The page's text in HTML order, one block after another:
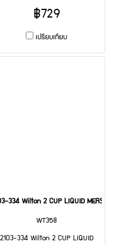
฿729
เปรียบเทียบ
334 Wilton 2 CUP LIQUID MEASURE
WT358
2103-334 Wilton 2 CUP LIQUID